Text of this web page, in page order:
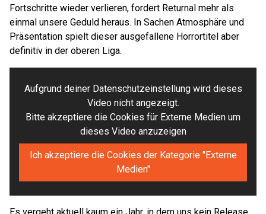
Fortschritte wieder verlieren, fordert Returnal mehr als
einmal unsere Geduld heraus. In Sachen Atmosphäre und
Präsentation spielt dieser ausgefallene Horrortitel aber
definitiv in der oberen Liga.
Aufgrund deiner Datenschutzeinstellung wird dieses
Video nicht angezeigt.
Bitte akzeptiere die Cookies für Externe Medien um
dieses Video anzuzeigen
Ich akzeptiere die Cookies der Kategorie "Externe
Medien"